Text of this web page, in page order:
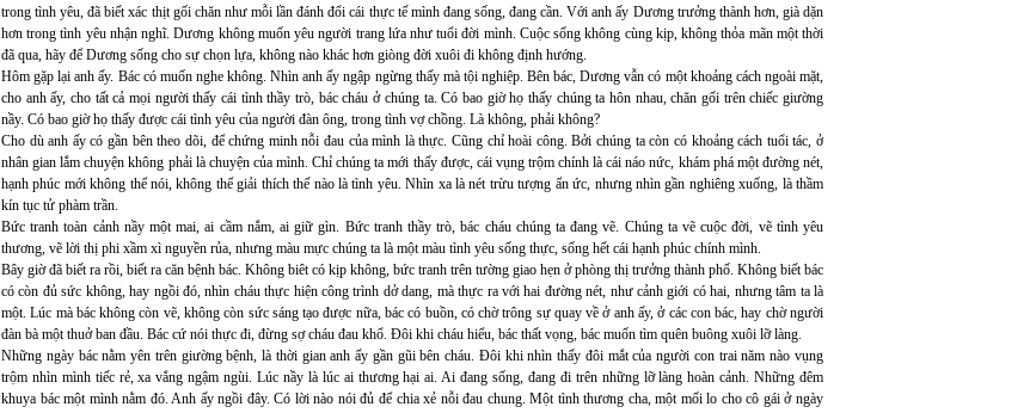
trong tình yêu, đã biết xác thịt gối chăn như mỗi lần đánh đổi cái thực tế mình đang sống, đang cần. Với anh ấy Dương trưởng thành hơn, già dặn
hơn trong tình yêu nhận nghĩ. Dương không muốn yêu người trang lứa như tuổi đời mình. Cuộc sống không cùng kịp, không thỏa mãn một thời
đã qua, hãy để Dương sống cho sự chọn lựa, không nào khác hơn giòng đời xuôi đi không định hướng.
Hôm gặp lại anh ấy. Bác có muốn nghe không. Nhìn anh ấy ngập ngừng thấy mà tội nghiệp. Bên bác, Dương vẫn có một khoảng cách ngoài mặt,
cho anh ấy, cho tất cả mọi người thấy cái tình thầy trò, bác cháu ở chúng ta. Có bao giờ họ thấy chúng ta hôn nhau, chăn gối trên chiếc giường
nầy. Có bao giờ họ thấy được cái tình yêu của người đàn ông, trong tình vợ chồng. Là không, phải không?
Cho dù anh ấy có gần bên theo dõi, để chứng minh nỗi đau của mình là thực. Cũng chỉ hoài công. Bởi chúng ta còn có khoảng cách tuổi tác, ở
nhân gian lắm chuyện không phải là chuyện của mình. Chỉ chúng ta mới thấy được, cái vụng trộm chính là cái náo nức, khám phá một đường nét,
hạnh phúc mới không thể nói, không thể giải thích thế nào là tình yêu. Nhìn xa là nét trừu tượng ẩn ức, nhưng nhìn gần nghiêng xuống, là thầm
kín tục tử phàm trần.
Bức tranh toàn cảnh nầy một mai, ai cầm nắm, ai giữ gìn. Bức tranh thầy trò, bác cháu chúng ta đang vẽ. Chúng ta vẽ cuộc đời, vẽ tình yêu
thương, vẽ lời thị phi xầm xì nguyền rủa, nhưng màu mực chúng ta là một màu tình yêu sống thực, sống hết cái hạnh phúc chính mình.
Bây giờ đã biết ra rồi, biết ra căn bệnh bác. Không biêt có kịp không, bức tranh trên tường giao hẹn ở phòng thị trưởng thành phố. Không biết bác
có còn đủ sức không, hay ngồi đó, nhìn cháu thực hiện công trình dở dang, mà thực ra với hai đường nét, như cảnh giới có hai, nhưng tâm ta là
một. Lúc mà bác không còn vẽ, không còn sức sáng tạo được nữa, bác có buồn, có chờ trông sự quay về ở anh ấy, ở các con bác, hay chờ người
đàn bà một thuở ban đầu. Bác cứ nói thực đi, đừng sợ cháu đau khổ. Đôi khi cháu hiểu, bác thất vọng, bác muốn tìm quên buông xuôi lỡ làng.
Những ngày bác nằm yên trên giường bệnh, là thời gian anh ấy gần gũi bên cháu. Đôi khi nhìn thấy đôi mắt của người con trai năm nào vụng
trộm nhìn mình tiếc rẻ, xa vắng ngậm ngùi. Lúc nầy là lúc ai thương hại ai. Ai đang sống, đang đi trên những lỡ làng hoàn cảnh. Những đêm
khuya bác một mình nằm đó. Anh ấy ngồi đây. Có lời nào nói đủ để chia xẻ nỗi đau chung. Một tình thương cha, một mối lo cho cô gái ở ngày